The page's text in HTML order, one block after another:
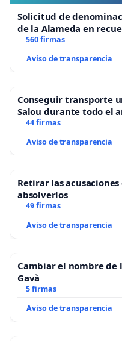
Solicitud de
de la Alameda en
“Mazinger”
560 firmas
Aviso de transparencia
Conseguir transporte
Salou durante todo el
44 firmas
Aviso de transparencia
Retirar las
absolverlos
49 firmas
Aviso de transparencia
Cambiar el nombre de
Gavà
5 firmas
Aviso de transparencia